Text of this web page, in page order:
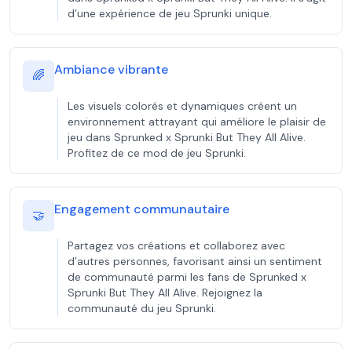
d’une expérience de jeu Sprunki unique.
🌈 Ambiance vibrante
Les visuels colorés et dynamiques créent un
environnement attrayant qui améliore le plaisir de
jeu dans Sprunked x Sprunki But They All Alive.
Profitez de ce mod de jeu Sprunki.
🤝 Engagement communautaire
Partagez vos créations et collaborez avec
d’autres personnes, favorisant ainsi un sentiment
de communauté parmi les fans de Sprunked x
Sprunki But They All Alive. Rejoignez la
communauté du jeu Sprunki.